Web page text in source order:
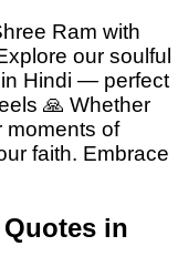
Ram with
our soulful
Hindi — perfect
🙏 Whether
moments of
faith. Embrace
in